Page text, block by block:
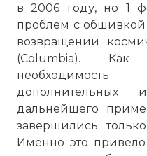
в 2006 году, но 1
проблем с обшивкой
возвращении
(Columbia). Как
дополнительных
дальнейшего
завершились
Именно это